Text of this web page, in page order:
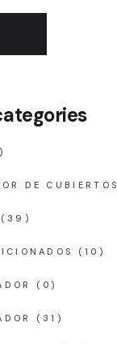
DE CUBIERTOS
(39)
(10)
(0)
(31)